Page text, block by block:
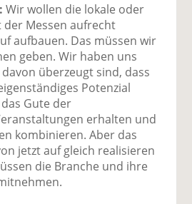
Wir wollen die lokale oder
Messen aufrecht
aufbauen. Das müssen wir
geben. Wir haben uns
überzeugt sind, dass
Potenzial
Gute der
erhalten und
kombinieren. Aber das
jetzt auf gleich realisieren
die Branche und ihre